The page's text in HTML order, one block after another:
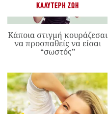
ΚΑΛΎΤΕΡΗ ΖΩΉ
Κάποια στιγμή κουράζεσαι
να προσπαθείς να είσαι
“σωστός”